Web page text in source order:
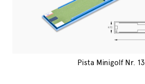
Pista Minigolf Nr. 13